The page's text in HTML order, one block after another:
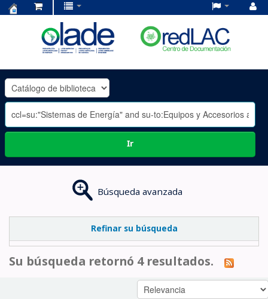
OLADE
-
Ir
Búsqueda avanzada
Refinar su búsqueda
Su búsqueda retornó 4 resultados.